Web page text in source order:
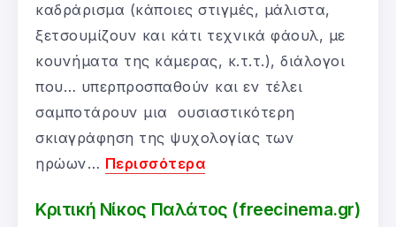
καδράρισμα (κάποιες στιγμές, μάλιστα,
ξετσουμίζουν και κάτι τεχνικά φάουλ, με
κουνήματα της κάμερας, κ.τ.τ.), διάλογοι
που… υπερπροσπαθούν και εν τέλει
σαμποτάρουν μια ουσιαστικότερη
σκιαγράφηση της ψυχολογίας των
ηρώων… Περισσότερα
Κριτική Νίκος Παλάτος (freecinema.gr)